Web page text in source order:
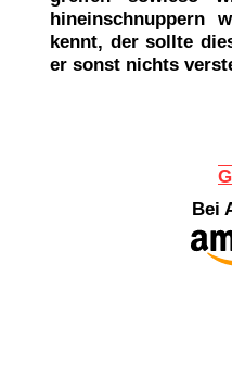
kennt, der sollte
er sonst nichts
Bei